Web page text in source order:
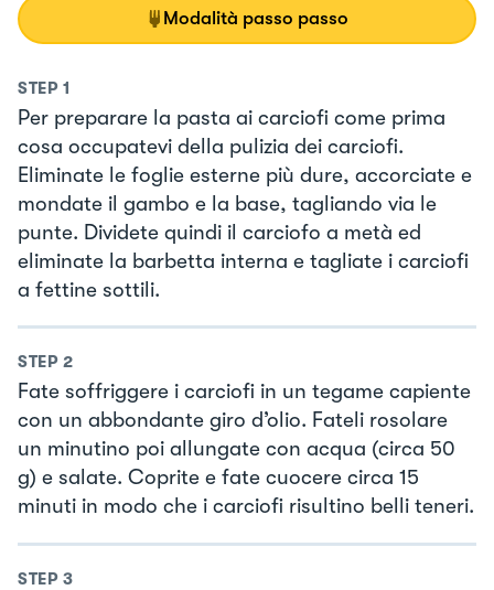
Modalità passo passo
STEP 1
Per preparare la pasta ai carciofi come prima
cosa occupatevi della pulizia dei carciofi.
Eliminate le foglie esterne più dure, accorciate e
mondate il gambo e la base, tagliando via le
punte. Dividete quindi il carciofo a metà ed
eliminate la barbetta interna e tagliate i carciofi
a fettine sottili.
STEP 2
Fate soffriggere i carciofi in un tegame capiente
con un abbondante giro d’olio. Fateli rosolare
un minutino poi allungate con acqua (circa 50
g) e salate. Coprite e fate cuocere circa 15
minuti in modo che i carciofi risultino belli teneri.
STEP 3